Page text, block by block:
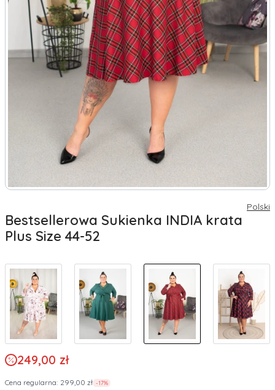
Polski
Bestsellerowa Sukienka INDIA krata
Plus Size 44-52
249,00 zł
Cena regularna: 299,00 zł -17%